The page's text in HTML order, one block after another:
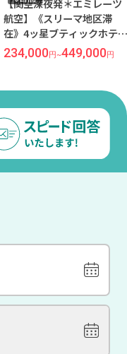
発＊エミレーツ
リーマ地区滞
ブティックホテル
トリア ホテル』指
地中海リゾート
円~449,000円
【関
エア
ュリ
な3
『
＜マ